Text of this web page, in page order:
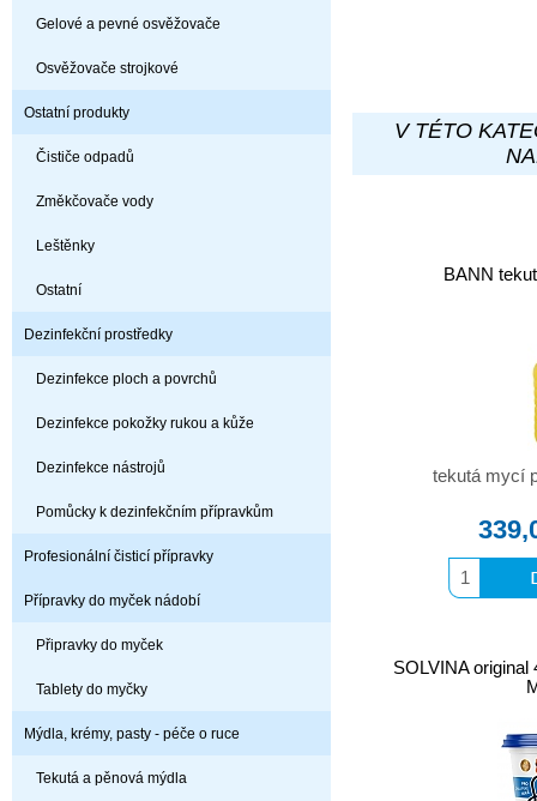
Gelové a pevné osvěžovače
Osvěžovače strojkové
Ostatní produkty
Čističe odpadů
Změkčovače vody
Leštěnky
Ostatní
Dezinfekční prostředky
Dezinfekce ploch a povrchů
Dezinfekce pokožky rukou a kůže
Dezinfekce nástrojů
Pomůcky k dezinfekčním přípravkům
Profesionální čisticí přípravky
Přípravky do myček nádobí
Připravky do myček
Tablety do myčky
Mýdla, krémy, pasty - péče o ruce
Tekutá a pěnová mýdla
V TÉTO
BANN
tekutá mycí
SOLVINA